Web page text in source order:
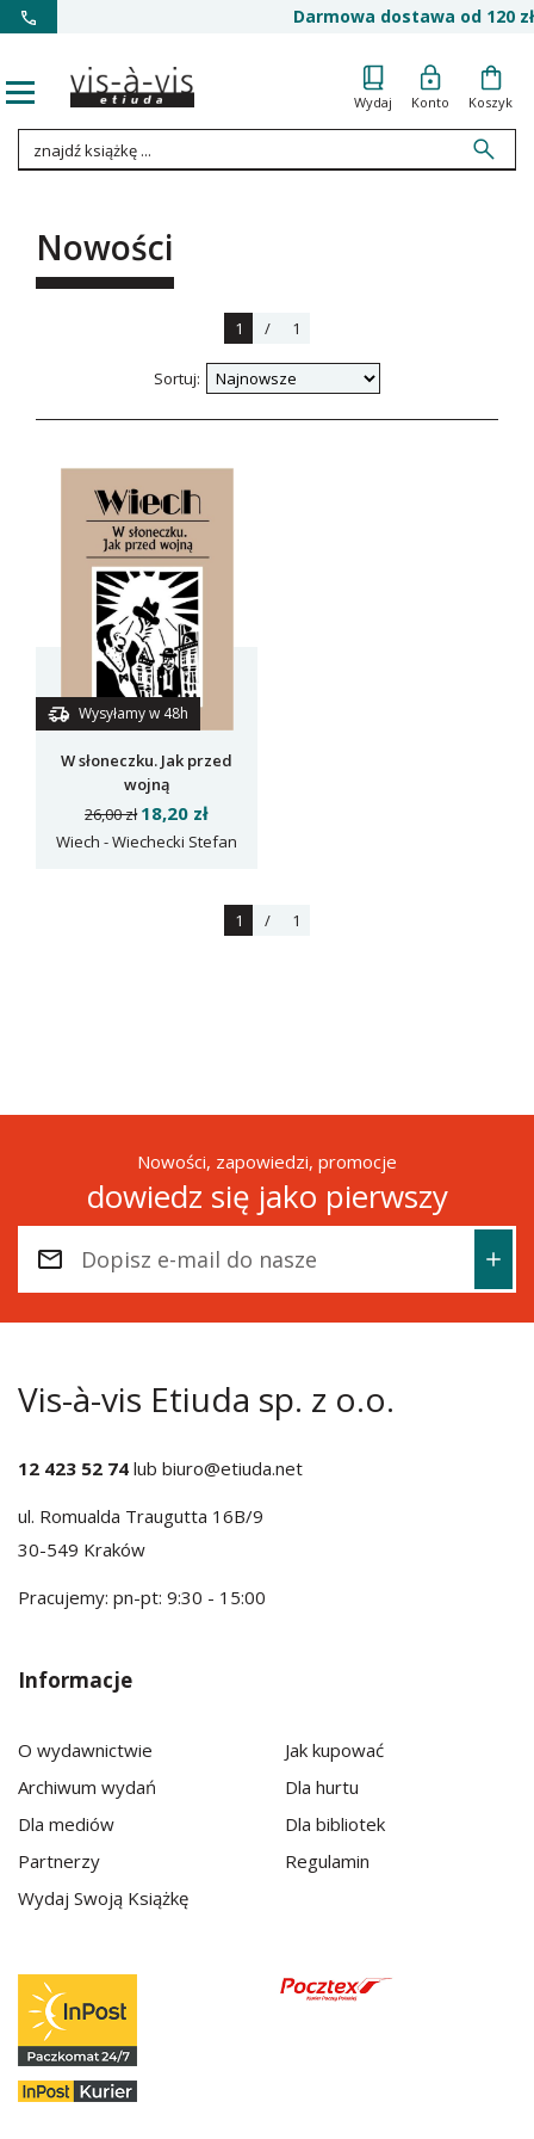
Darmowa dostawa od 120 zł
Wydaj Konto Koszyk
Nowości
1 / 1
Sortuj:
Wysyłamy w 48h
W słoneczku. Jak przed
wojną
26,00 zł 18,20 zł
Wiech - Wiechecki Stefan
1 / 1
Nowości, zapowiedzi, promocje
dowiedz się jako pierwszy
Vis-à-vis Etiuda sp. z o.o.
12 423 52 74 lub biuro@etiuda.net
ul. Romualda Traugutta 16B/9
30-549 Kraków
Pracujemy: pn-pt: 9:30 - 15:00
Informacje
O wydawnictwie
Archiwum wydań
Dla mediów
Partnerzy
Wydaj Swoją Książkę
Jak kupować
Dla hurtu
Dla bibliotek
Regulamin